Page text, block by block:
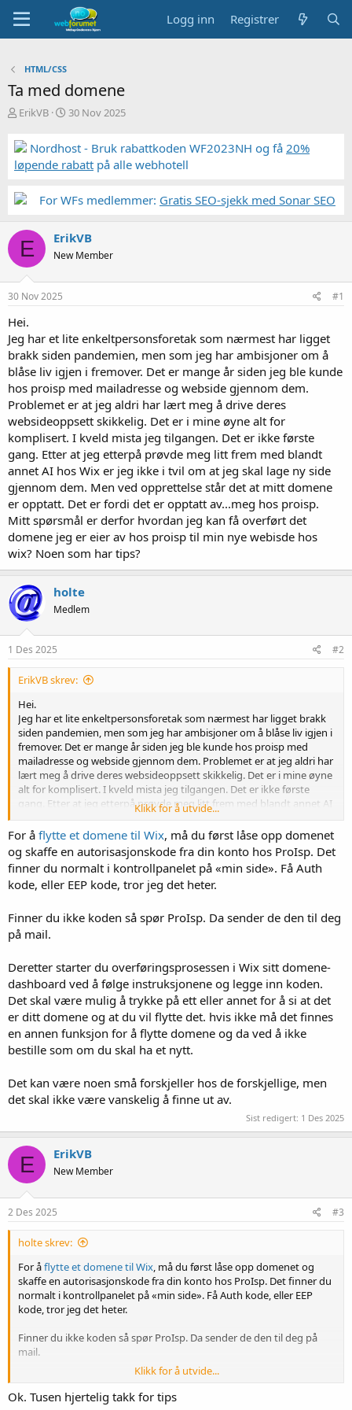
Logg inn Registrer
HTML/CSS
Ta med domene
T
å
d
s
a
e
r
ErikVB
S
r
t
a
30 Nov 2025
Nordhost - Bruk rabattkoden WF2023NH og få 20%
løpende rabatt på alle webhotell
For WFs medlemmer: Gratis SEO-sjekk med Sonar SEO
E ErikVB
New Member
30 Nov 2025 #1
Hei.
Jeg har et lite enkeltpersonsforetak som nærmest har ligget
brakk siden pandemien, men som jeg har ambisjoner om å
blåse liv igjen i fremover. Det er mange år siden jeg ble kunde
hos proisp med mailadresse og webside gjennom dem.
Problemet er at jeg aldri har lært meg å drive deres
websideoppsett skikkelig. Det er i mine øyne alt for
komplisert. I kveld mista jeg tilgangen. Det er ikke første
gang. Etter at jeg etterpå prøvde meg litt frem med blandt
annet AI hos Wix er jeg ikke i tvil om at jeg skal lage ny side
gjennom dem. Men ved opprettelse står det at mitt domene
er opptatt. Det er fordi det er opptatt av...meg hos proisp.
Mitt spørsmål er derfor hvordan jeg kan få overført det
domene jeg er eier av hos proisp til min nye webisde hos
wix? Noen som har tips?
holte
Medlem
1 Des 2025 #2
ErikVB skrev:
Hei.
Jeg har et lite enkeltpersonsforetak som nærmest har ligget brakk
siden pandemien, men som jeg har ambisjoner om å blåse liv igjen i
fremover. Det er mange år siden jeg ble kunde hos proisp med
mailadresse og webside gjennom dem. Problemet er at jeg aldri har
lært meg å drive deres websideoppsett skikkelig. Det er i mine øyne
alt for komplisert. I kveld mista jeg tilgangen. Det er ikke første
gang. Etter at jeg etterpå prøvde meg litt frem med blandt annet AI
Men ved opprettelse står det at mitt domene er opptatt. Det er
fordi det er opptatt av...meg hos proisp.
Mitt spørsmål er derfor hvordan jeg kan få overført det domene jeg
er eier av hos proisp til min nye webisde hos wix? Noen som har
tips?
Klikk for å utvide...
For å flytte et domene til Wix, må du først låse opp domenet
og skaffe en autorisasjonskode fra din konto hos ProIsp. Det
finner du normalt i kontrollpanelet på «min side». Få Auth
kode, eller EEP kode, tror jeg det heter.
Finner du ikke koden så spør ProIsp. Da sender de den til deg
på mail.
Deretter starter du overføringsprosessen i Wix sitt domene-
dashboard ved å følge instruksjonene og legge inn koden.
Det skal være mulig å trykke på ett eller annet for å si at det
er ditt domene og at du vil flytte det. hvis ikke må det finnes
en annen funksjon for å flytte domene og da ved å ikke
bestille som om du skal ha et nytt.
Det kan være noen små forskjeller hos de forskjellige, men
det skal ikke være vanskelig å finne ut av.
Sist redigert: 1 Des 2025
E ErikVB
New Member
2 Des 2025 #3
holte skrev:
For åflytte et domene til Wix , må du først låse opp domenet og
skaffe en autorisasjonskode fra din konto hos ProIsp. Det finner du
normalt i kontrollpanelet på «min side». Få Auth kode, eller EEP
kode, tror jeg det heter.
Finner du ikke koden så spør ProIsp. Da sender de den til deg på
mail.
dashboard ved å følge instruksjonene og legge inn koden. Det skal
Klikk for å utvide...
Ok. Tusen hjertelig takk for tips